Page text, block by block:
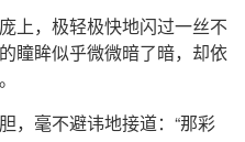
上，极轻极快地闪过一丝不
瞳眸似乎微微暗了暗，却依
，毫不避讳地接道：“那彩